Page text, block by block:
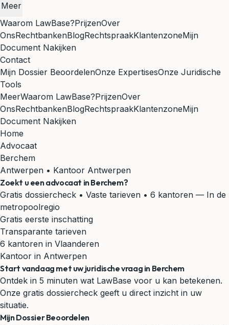
Meer
Waarom LawBase?PrijzenOver
OnsRechtbankenBlogRechtspraakKlantenzoneMijn
Document Nakijken
Contact
Mijn Dossier BeoordelenOnze ExpertisesOnze Juridische
Tools
MeerWaarom LawBase?PrijzenOver
OnsRechtbankenBlogRechtspraakKlantenzoneMijn
Document Nakijken
Home
Advocaat
Berchem
Antwerpen • Kantoor Antwerpen
Zoekt u een advocaat inBerchem?
Gratis dossiercheck • Vaste tarieven • 6 kantoren — In de
metropoolregio
Gratis eerste inschatting
Transparante tarieven
6 kantoren in Vlaanderen
Kantoor in Antwerpen
Start vandaag met uw juridische vraag in Berchem
Ontdek in 5 minuten wat LawBase voor u kan betekenen.
Onze gratis dossiercheck geeft u direct inzicht in uw
situatie.
Mijn Dossier Beoordelen